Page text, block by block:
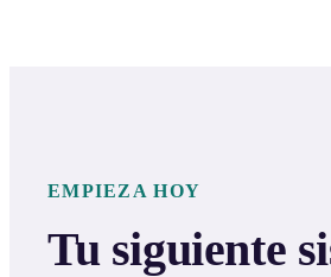
EMPIEZA HOY
Tu siguiente